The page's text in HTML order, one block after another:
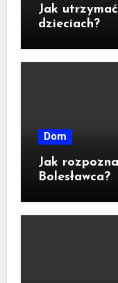
Jak
dzieciach?
Dom
Jak
Bolesławca?